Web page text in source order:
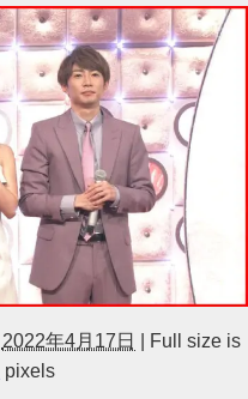
2022年4月17日
Full size is
pixels